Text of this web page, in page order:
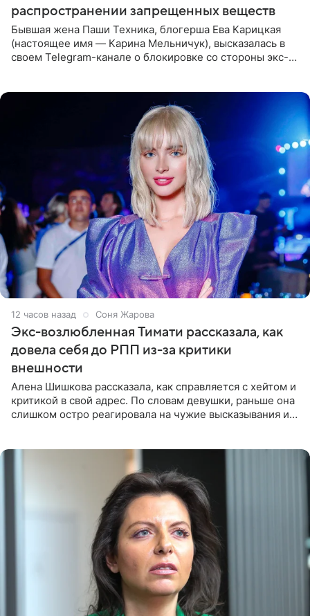
распространении запрещенных веществ
Бывшая жена Паши Техника, блогерша Ева Карицкая
(настоящее имя — Карина Мельничук), высказалась в
своем Telegram-канале о блокировке со стороны экс-
12 часов назад Соня Жарова
Экс-возлюбленная Тимати рассказала, как
довела себя до РПП из-за критики
внешности
Алена Шишкова рассказала, как справляется с хейтом и
критикой в свой адрес. По словам девушки, раньше она
слишком остро реагировала на чужие высказывания и